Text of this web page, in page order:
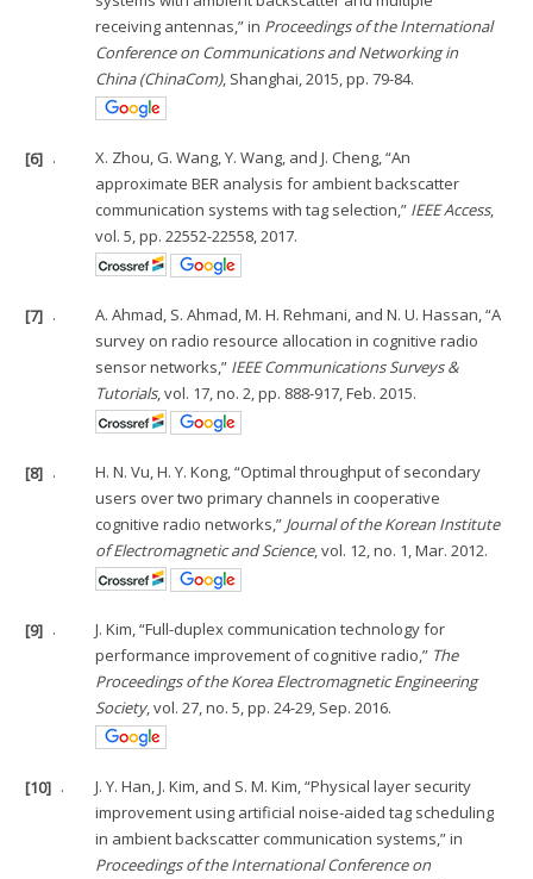
receiving antennas,” in Proceedings of the International
Conference on Communications and Networking in
China (ChinaCom), Shanghai, 2015, pp. 79-84.
[6] .
X. Zhou, G. Wang, Y. Wang, and J. Cheng, “An
approximate BER analysis for ambient backscatter
communication systems with tag selection,” IEEE Access,
vol. 5, pp. 22552-22558, 2017.
[7] .
A. Ahmad, S. Ahmad, M. H. Rehmani, and N. U. Hassan, “A
survey on radio resource allocation in cognitive radio
sensor networks,” IEEE Communications Surveys &
Tutorials, vol. 17, no. 2, pp. 888-917, Feb. 2015.
[8] .
H. N. Vu, H. Y. Kong, “Optimal throughput of secondary
users over two primary channels in cooperative
cognitive radio networks,” Journal of the Korean Institute
of Electromagnetic and Science, vol. 12, no. 1, Mar. 2012.
[9] .
J. Kim, “Full-duplex communication technology for
performance improvement of cognitive radio,” The
Proceedings of the Korea Electromagnetic Engineering
Society, vol. 27, no. 5, pp. 24-29, Sep. 2016.
[10] .
J. Y. Han, J. Kim, and S. M. Kim, “Physical layer security
improvement using artificial noise-aided tag scheduling
in ambient backscatter communication systems,” in
Proceedings of the International Conference on